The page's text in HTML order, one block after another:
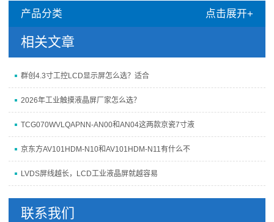
产品分类 点击展开+
相关文章
群创4.3寸工控LCD显示屏怎么选？适合
2026年工业触摸液晶屏厂家怎么选？
TCG070WVLQAPNN-AN00和AN04这两款京瓷7寸液
京东方AV101HDM-N10和AV101HDM-N11有什么不
LVDS屏线越长，LCD工业液晶屏就越容易
联系我们